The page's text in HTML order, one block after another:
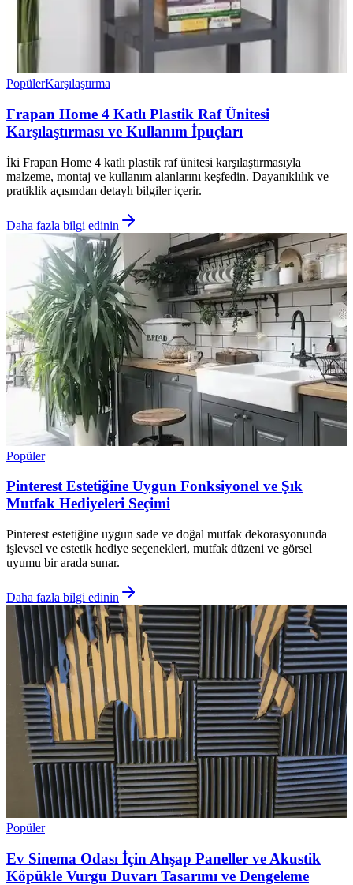
PopülerKarşılaştırma
Frapan Home 4 Katlı Plastik Raf Ünitesi
Karşılaştırması ve Kullanım İpuçları
İki Frapan Home 4 katlı plastik raf ünitesi karşılaştırmasıyla
malzeme, montaj ve kullanım alanlarını keşfedin. Dayanıklılık ve
pratiklik açısından detaylı bilgiler içerir.
Daha fazla bilgi edinin
Popüler
Pinterest Estetiğine Uygun Fonksiyonel ve Şık
Mutfak Hediyeleri Seçimi
Pinterest estetiğine uygun sade ve doğal mutfak dekorasyonunda
işlevsel ve estetik hediye seçenekleri, mutfak düzeni ve görsel
uyumu bir arada sunar.
Daha fazla bilgi edinin
Popüler
Ev Sinema Odası İçin Ahşap Paneller ve Akustik
Köpükle Vurgu Duvarı Tasarımı ve Dengeleme